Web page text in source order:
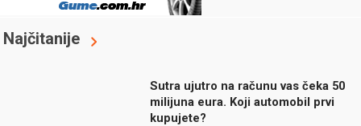
Najčitanije
Sutra ujutro na računu vas čeka 50
milijuna eura. Koji automobil prvi
kupujete?